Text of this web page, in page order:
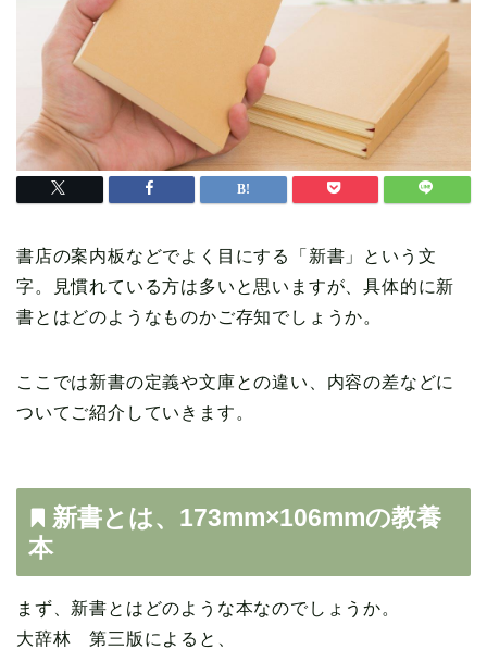
書店の案内板などでよく目にする「新書」という文
字。見慣れている方は多いと思いますが、具体的に新
書とはどのようなものかご存知でしょうか。
ここでは新書の定義や文庫との違い、内容の差などに
ついてご紹介していきます。
新書とは、173mm×106mmの教養
本
まず、新書とはどのような本なのでしょうか。
大辞林 第三版によると、